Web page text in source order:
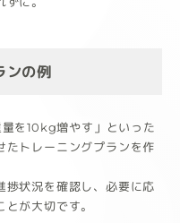
ンの例
を10kg増やす」といった
たトレーニングプランを作
捗状況を確認し、必要に応
が大切です。